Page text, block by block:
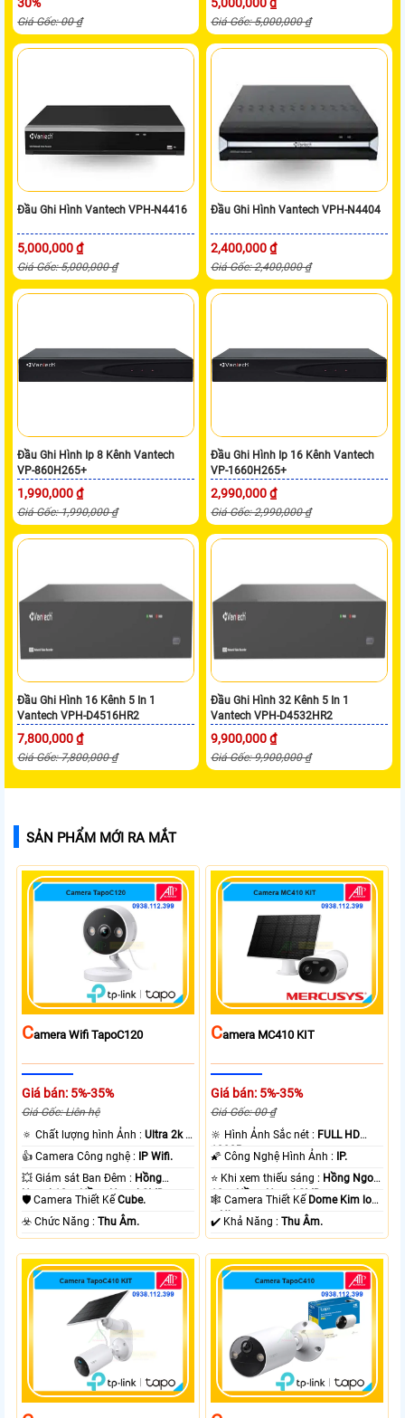
30%
Giá Gốc: 00 ₫
5,000,000 ₫
Giá Gốc: 5,000,000 ₫
Đầu Ghi Hình Vantech VPH-N4416
5,000,000 ₫
Giá Gốc: 5,000,000 ₫
Đầu Ghi Hình Vantech VPH-N4404
2,400,000 ₫
Giá Gốc: 2,400,000 ₫
Đầu Ghi Hình Ip 8 Kênh Vantech
VP-860H265+
1,990,000 ₫
Giá Gốc: 1,990,000 ₫
Đầu Ghi Hình Ip 16 Kênh Vantech
VP-1660H265+
2,990,000 ₫
Giá Gốc: 2,990,000 ₫
Đầu Ghi Hình 16 Kênh 5 In 1
Vantech VPH-D4516HR2
7,800,000 ₫
Giá Gốc: 7,800,000 ₫
Đầu Ghi Hình 32 Kênh 5 In 1
Vantech VPH-D4532HR2
9,900,000 ₫
Giá Gốc: 9,900,000 ₫
SẢN PHẨM MỚI RA MẮT
CAmera Wifi TapoC120
Giá bán: 5%-35%
Giá Gốc: Liên hệ
🔅 Chất lượng hình Ảnh :Ultra 2k +
.
👍 Camera Công nghệ :
IP Wifi.
💥 Giám sát Ban Đêm : Hồng
Ngoại 10m Hồng Ngoại SMD.
🛡 Camera Thiết KếCube.
️☣️ Chức Năng :Thu Âm.
CAmera MC410 KIT
Giá bán: 5%-35%
Giá Gốc: 00 ₫
🔆 Hình Ảnh Sắc nét : FULL HD
1080P .
🌠 Công Nghệ Hình Ảnh :
IP.
⭐ Khi xem thiếu sáng : Hồng Ngoại
10m Hồng Ngoại SMD.
🕸️ Camera Thiết Kế Dome Kim loại
+ Nhựa.
️✔️ Khả Năng :Thu Âm.